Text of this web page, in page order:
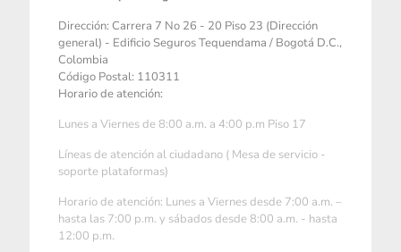
Dirección: Carrera 7 No 26 - 20 Piso 23 (Dirección
general) - Edificio Seguros Tequendama / Bogotá D.C.,
Colombia
Código Postal: 110311
Horario de atención:
Lunes a Viernes de 8:00 a.m. a 4:00 p.m Piso 17
Líneas de atención al ciudadano ( Mesa de servicio -
soporte plataformas)
Horario de atención: Lunes a Viernes desde 7:00 a.m. –
hasta las 7:00 p.m. y sábados desde 8:00 a.m. - hasta
12:00 p.m.